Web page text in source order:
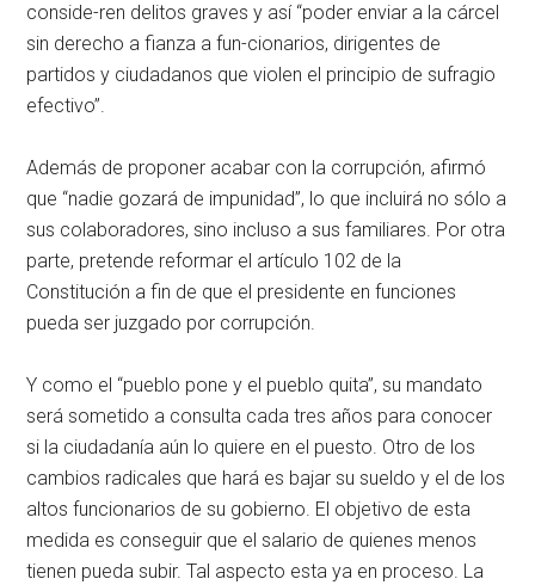
conside-ren delitos graves y así poder enviar a la cárcel
sin derecho a fianza a fun-cionarios, dirigentes de
partidos y ciudadanos que violen el principio de sufragio
efectivo .
Además de proponer acabar con la corrupción, afirmó
que nadie gozará de impunidad , lo que incluirá no sólo a
sus colaboradores, sino incluso a sus familiares. Por otra
parte, pretende reformar el artículo 102 de la
Constitución a fin de que el presidente en funciones
pueda ser juzgado por corrupción.
Y como el pueblo pone y el pueblo quita , su mandato
será sometido a consulta cada tres años para conocer
si la ciudadanía aún lo quiere en el puesto. Otro de los
cambios radicales que hará es bajar su sueldo y el de los
altos funcionarios de su gobierno. El objetivo de esta
medida es conseguir que el salario de quienes menos
tienen pueda subir. Tal aspecto esta ya en proceso. La